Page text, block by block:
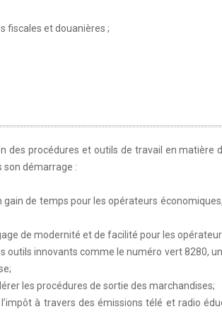
fiscales et douanières ;
des procédures et outils de travail en matière
son démarrage :
de temps pour les opérateurs
de modernité et de facilité pour les
outils innovants comme le numéro vert 8280,
les procédures de sortie des marchandises;
à travers des émissions télé et radio